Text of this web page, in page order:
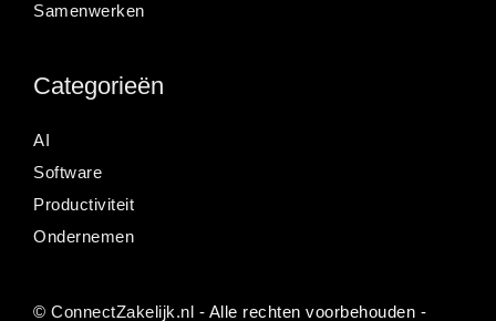
Samenwerken
Categorieën
AI
Software
Productiviteit
Ondernemen
© ConnectZakelijk.nl - Alle rechten voorbehouden -